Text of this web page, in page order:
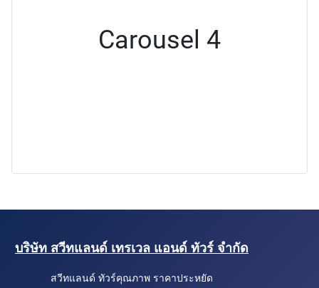
Carousel 4
บริษัท สวีทแลนด์ เทรเวล แอนด์ ทัวร์ จำกัด
สวีทแลนด์ ทัวร์คุณภาพ ราคาประหยัด